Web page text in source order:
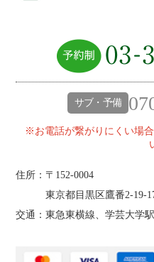
サブ・予備
※お電話が繋がりにくい場
住所：〒152-0004
東京都目黒区鷹番
交通：東急東横線、学芸大学